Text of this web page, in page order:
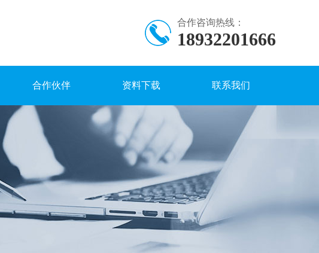
合作咨询热线：
18932201666
合作伙伴 资料下载 联系我们